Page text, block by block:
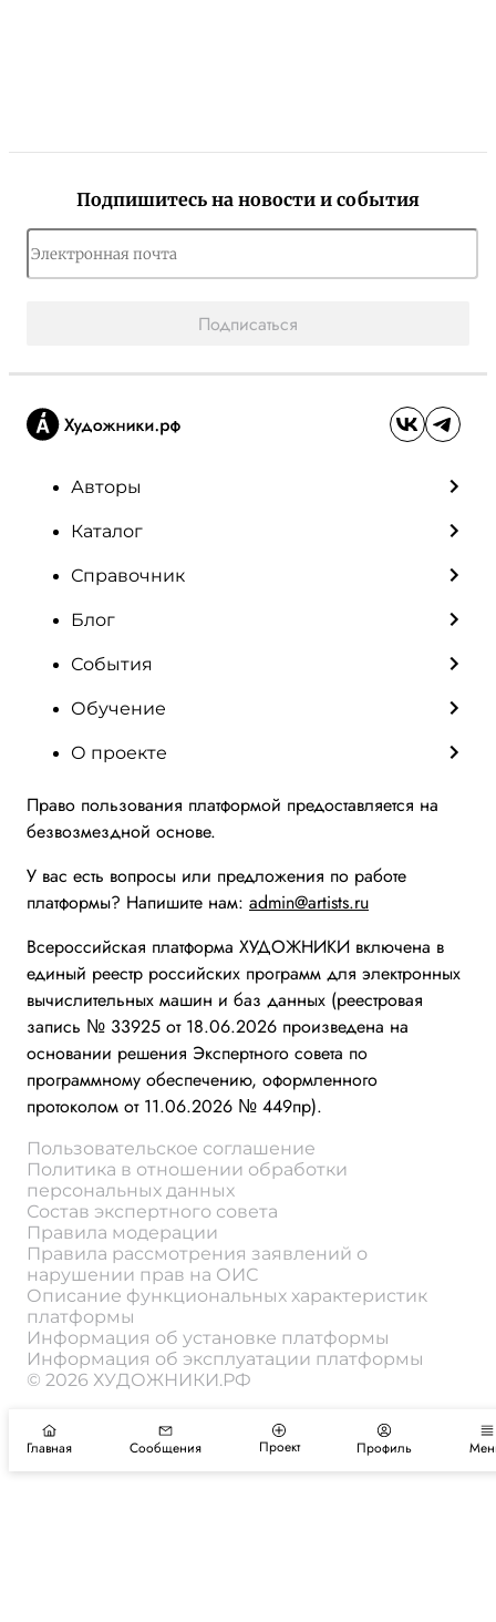
Подпишитесь на новости и события
Подписаться
Авторы
Каталог
Справочник
Блог
События
Обучение
О проекте
Право пользования платформой предоставляется на
безвозмездной основе.
У вас есть вопросы или предложения по работе
платформы? Напишите нам: admin@artists.ru
Всероссийская платформа ХУДОЖНИКИ включена в
единый реестр российских программ для электронных
вычислительных машин и баз данных (реестровая
запись № 33925 от 18.06.2026 произведена на
основании решения Экспертного совета по
программному обеспечению, оформленного
протоколом от 11.06.2026 № 449пр).
Пользовательское соглашение
Политика в отношении обработки
персональных данных
Состав экспертного совета
Правила модерации
Правила рассмотрения заявлений о
нарушении прав на ОИС
Описание функциональных характеристик
платформы
Информация об установке платформы
Информация об эксплуатации платформы
© 2026 ХУДОЖНИКИ.РФ
Главная Сообщения Проект Профиль